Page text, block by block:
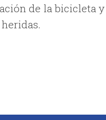
de la bicicleta